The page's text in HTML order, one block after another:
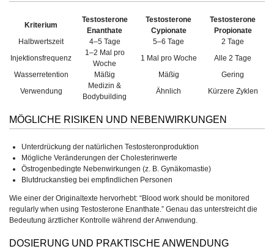
Kriterium
Testosterone
Enanthate
Testosterone
Cypionate
Testosterone
Propionate
Halbwertszeit
4–5 Tage 5–6 Tage
2 Tage
Injektionsfrequenz
1–2 Mal pro
Woche
1 Mal pro Woche
Alle 2 Tage
Wasserretention
Mäßig Mäßig
Gering
Verwendung
Medizin &
Bodybuilding
Ähnlich Kürzere Zyklen
MÖGLICHE RISIKEN UND NEBENWIRKUNGEN
Unterdrückung der natürlichen Testosteronproduktion
Mögliche Veränderungen der Cholesterinwerte
Östrogenbedingte Nebenwirkungen (z. B. Gynäkomastie)
Blutdruckanstieg bei empfindlichen Personen
Wie einer der Originaltexte hervorhebt: “Blood work should be monitored
regularly when using Testosterone Enanthate.” Genau das unterstreicht die
Bedeutung ärztlicher Kontrolle während der Anwendung.
DOSIERUNG UND PRAKTISCHE ANWENDUNG